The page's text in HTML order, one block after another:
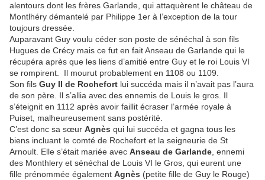
alentours dont les frères Garlande, qui attaquèrent le château de
Montlhéry démantelé par Philippe 1er à l’exception de la tour
toujours dressée.
Auparavant Guy voulu céder son poste de sénéchal à son fils
Hugues de Crécy mais ce fut en fait Anseau de Garlande qui le
récupéra après que les liens d’amitié entre Guy et le roi Louis VI
se rompirent. Il mourut probablement en 1108 ou 1109.
Son fils Guy II de Rochefort lui succéda mais il n’avait pas l’aura
de son père. Il s’allia avec des ennemis de Louis le gros. Il
s’éteignit en 1112 après avoir faillit écraser l’armée royale à
Puiset, malheureusement sans postérité.
C’est donc sa sœur Agnès qui lui succéda et gagna tous les
biens incluant le comté de Rochefort et la seigneurie de St
Arnoult. Elle s’était mariée avec Anseau de Garlande , ennemi
des Monthlery et sénéchal de Louis VI le Gros, qui eurent une
fille prénommée également Agnès (petite fille de Guy le Rouge)